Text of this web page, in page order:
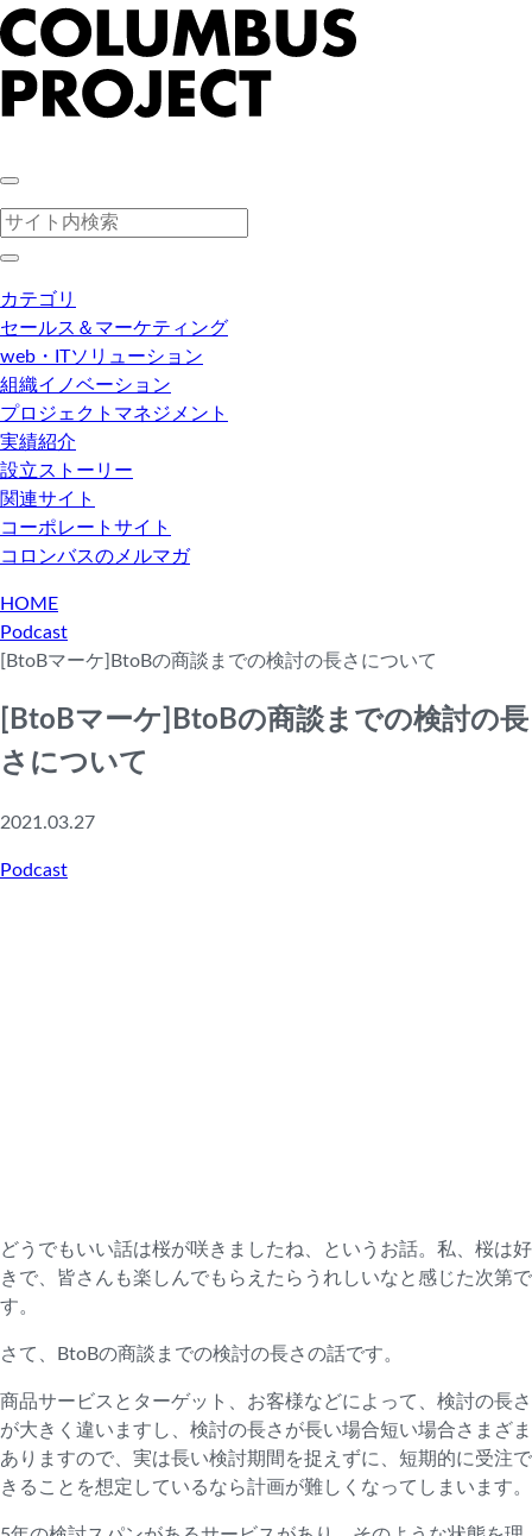
カテゴリ
セールス＆マーケティング
web・ITソリューション
組織イノベーション
プロジェクトマネジメント
実績紹介
設立ストーリー
関連サイト
コーポレートサイト
コロンバスのメルマガ
HOME
Podcast
[BtoBマーケ]BtoBの商談までの検討の長さについて
[BtoBマーケ]BtoBの商談までの検討の長
さについて
2021.03.27
Podcast
どうでもいい話は桜が咲きましたね、というお話。私、桜は好
きで、皆さんも楽しんでもらえたらうれしいなと感じた次第で
す。
さて、BtoBの商談までの検討の長さの話です。
商品サービスとターゲット、お客様などによって、検討の長さ
が大きく違いますし、検討の長さが長い場合短い場合さまざま
ありますので、実は長い検討期間を捉えずに、短期的に受注で
きることを想定しているなら計画が難しくなってしまいます。